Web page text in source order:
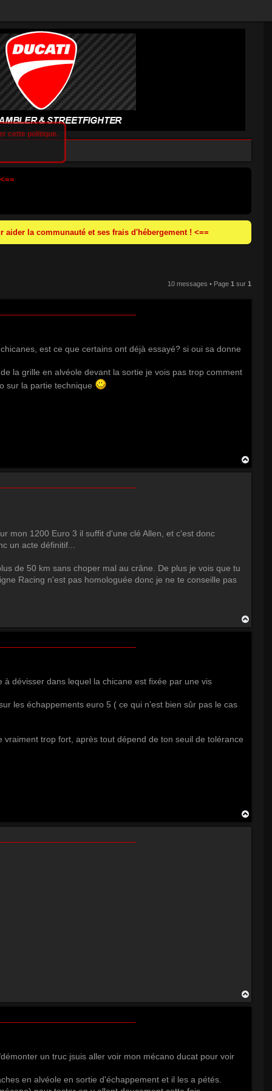
aider la communauté et ses frais d'hébergement ! <==
10 messages • Page1 sur1
est ce que certains ont déjà essayé? si oui sa donne
la grille en alvéole devant la sortie je vois pas trop comment
sur la partie technique
mon 1200 Euro 3 il suffit d'une clé Allen, et c'est donc
un acte définitif...
de 50 km sans choper mal au crâne. De plus je vois que tu
Racing n'est pas homologuée donc je ne te conseille pas
dévisser dans lequel la chicane est fixée par une vis
les échappements euro 5 ( ce qui n’est bien sûr pas le cas
trop fort, après tout dépend de ton seuil de tolérance
un truc jsuis aller voir mon mécano ducat pour voir
en alvéole en sortie d'échappement et il les a pétés.
cette politique.